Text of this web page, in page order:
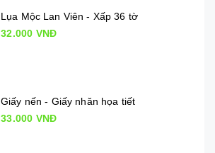
Lụa Mộc Lan Viên - Xấp 36 tờ
32.000 VNĐ
Giấy nến - Giấy nhăn họa tiết
33.000 VNĐ